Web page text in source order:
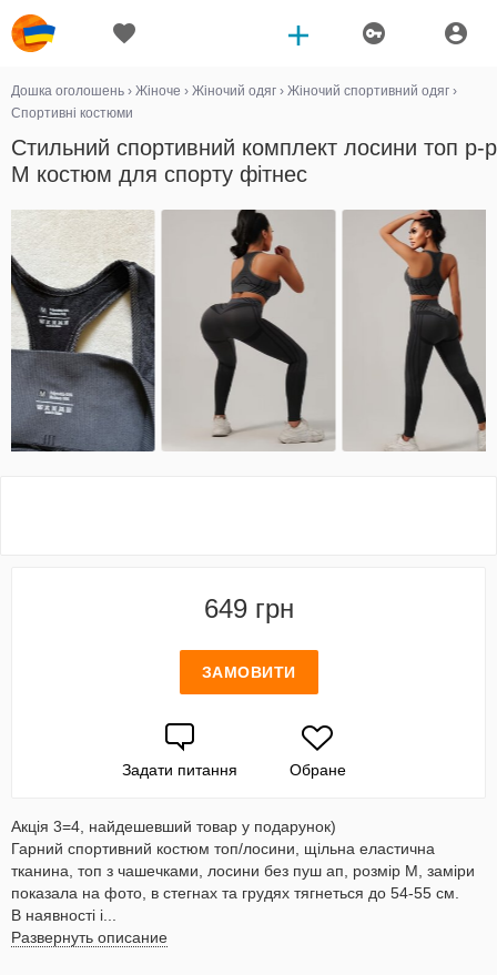
Дошка оголошень › Жіноче › Жіночий одяг › Жіночий спортивний одяг ›
Спортивні костюми
Стильний спортивний комплект лосини топ р-р
М костюм для спорту фітнес
649 грн
ЗАМОВИТИ
Задати питання Обране
Акція 3=4, найдешевший товар у подарунок)
Гарний спортивний костюм топ/лосини, щільна еластична
тканина, топ з чашечками, лосини без пуш ап, розмір М, заміри
показала на фото, в стегнах та грудях тягнеться до 54-55 см.
В наявності і...
Развернуть описание